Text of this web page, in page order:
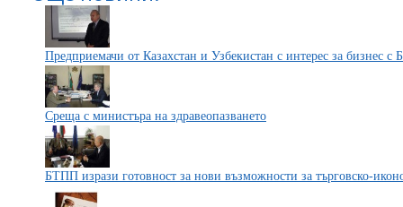
Предприемачи от Казахстан и Узбекистан с интерес за бизнес с
Среща с министъра на здравеопазването
БТПП изрази готовност за нови възможности за търговско-